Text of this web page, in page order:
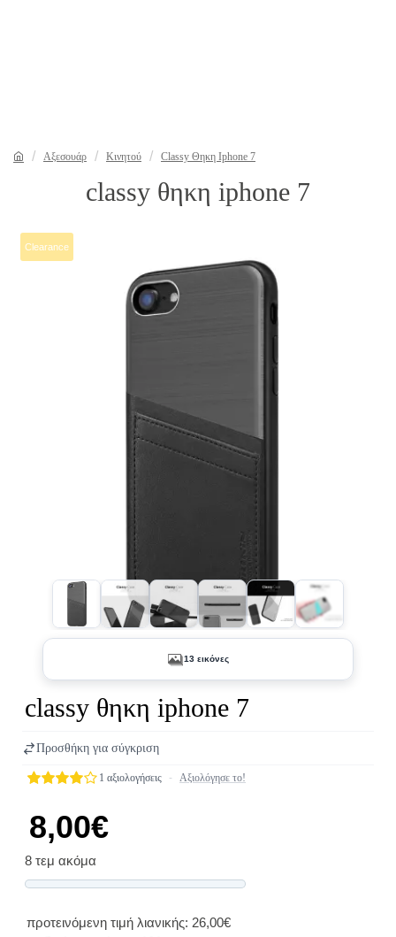
Αξεσουάρ Κινητού Classy Θηκη Iphone 7
classy θηκη iphone 7
Clearance
13 εικόνες
classy θηκη iphone 7
1 αξιολογήσεις - Αξιολόγησε το!
8,00€
8 τεμ ακόμα
Προσθήκη για σύγκριση
προτεινόμενη τιμή λιανικής: 26,00€